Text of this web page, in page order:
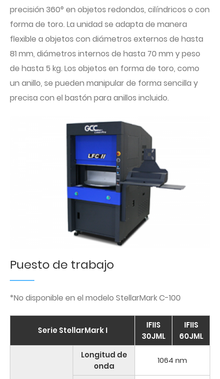
precisión 360° en objetos redondos, cilíndricos o con
forma de toro. La unidad se adapta de manera
flexible a objetos con diámetros externos de hasta
81 mm, diámetros internos de hasta 70 mm y peso
de hasta 5 kg. Los objetos en forma de toro, como
un anillo, se pueden manipular de forma sencilla y
precisa con el bastón para anillos incluido.
Puesto de trabajo
*No disponible en el modelo StellarMark C-100
Serie StellarMark I
IFIIS
30JML
IFIIS
60JML
Longitud de
onda
1064 nm